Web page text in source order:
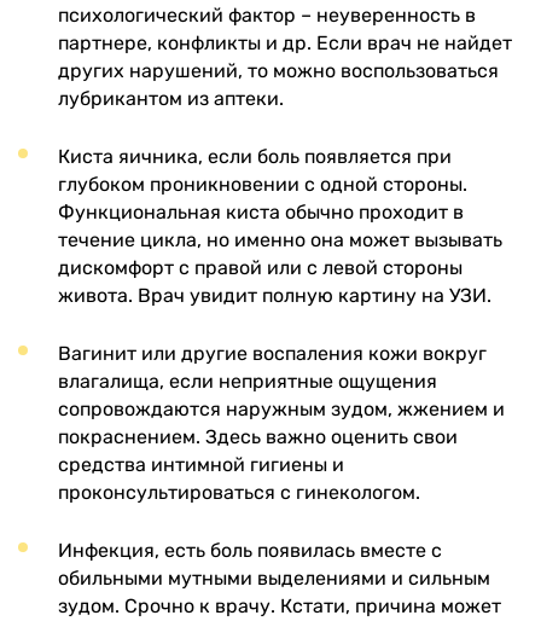
психологический фактор – неуверенность в
партнере, конфликты и др. Если врач не найдет
других нарушений, то можно воспользоваться
лубрикантом из аптеки.
Киста яичника, если боль появляется при
глубоком проникновении с одной стороны.
Функциональная киста обычно проходит в
течение цикла, но именно она может вызывать
дискомфорт с правой или с левой стороны
живота. Врач увидит полную картину на УЗИ.
Вагинит или другие воспаления кожи вокруг
влагалища, если неприятные ощущения
сопровождаются наружным зудом, жжением и
покраснением. Здесь важно оценить свои
средства интимной гигиены и
проконсультироваться с гинекологом.
Инфекция, есть боль появилась вместе с
обильными мутными выделениями и сильным
зудом. Срочно к врачу. Кстати, причина может